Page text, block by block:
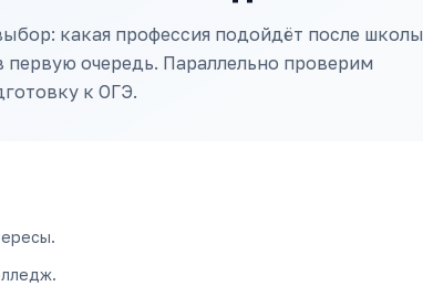
какая профессия подойдёт после школы
очередь. Параллельно проверим
к ОГЭ.